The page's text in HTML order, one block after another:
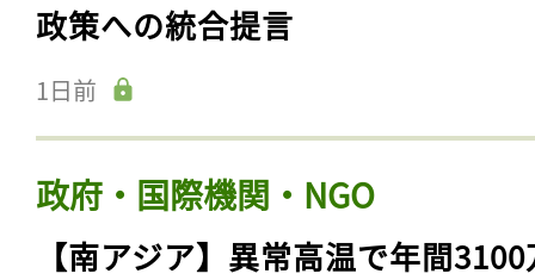
政策への統合提言
1日前
政府・国際機関・NGO
【南アジア】異常高温で年間